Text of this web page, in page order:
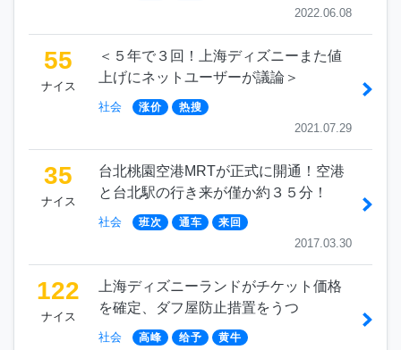
2022.06.08
55
ナイス
＜５年で３回！上海ディズニーまた値
上げにネットユーザーが議論＞
社会 涨价 热搜
2021.07.29
35
ナイス
台北桃園空港MRTが正式に開通！空港
と台北駅の行き来が僅か約３５分！
社会 班次 通车 来回
2017.03.30
122
ナイス
上海ディズニーランドがチケット価格
を確定、ダフ屋防止措置をうつ
社会 高峰 给予 黄牛